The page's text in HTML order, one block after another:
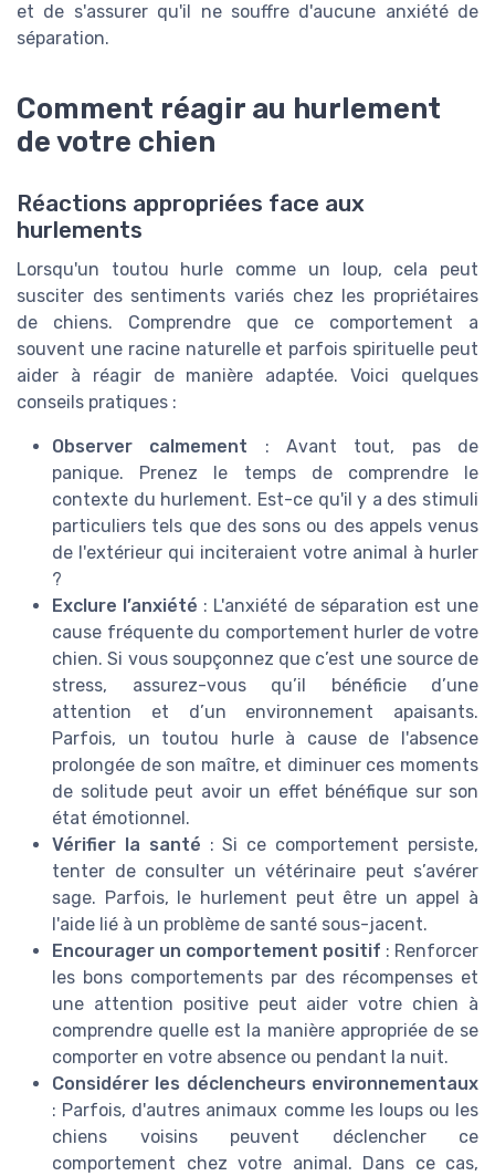
et de s'assurer qu'il ne souffre d'aucune anxiété de
séparation.
Comment réagir au hurlement
de votre chien
Réactions appropriées face aux
hurlements
Lorsqu'un toutou hurle comme un loup, cela peut
susciter des sentiments variés chez les propriétaires
de chiens. Comprendre que ce comportement a
souvent une racine naturelle et parfois spirituelle peut
aider à réagir de manière adaptée. Voici quelques
conseils pratiques :
Observer calmement : Avant tout, pas de
panique. Prenez le temps de comprendre le
contexte du hurlement. Est-ce qu'il y a des stimuli
particuliers tels que des sons ou des appels venus
de l'extérieur qui inciteraient votre animal à hurler
?
Exclure l’anxiété : L'anxiété de séparation est une
cause fréquente du comportement hurler de votre
chien. Si vous soupçonnez que c’est une source de
stress, assurez-vous qu’il bénéficie d’une
attention et d’un environnement apaisants.
Parfois, un toutou hurle à cause de l'absence
prolongée de son maître, et diminuer ces moments
de solitude peut avoir un effet bénéfique sur son
état émotionnel.
Vérifier la santé : Si ce comportement persiste,
tenter de consulter un vétérinaire peut s’avérer
sage. Parfois, le hurlement peut être un appel à
l'aide lié à un problème de santé sous-jacent.
Encourager un comportement positif : Renforcer
les bons comportements par des récompenses et
une attention positive peut aider votre chien à
comprendre quelle est la manière appropriée de se
comporter en votre absence ou pendant la nuit.
Considérer les déclencheurs environnementaux
: Parfois, d'autres animaux comme les loups ou les
chiens voisins peuvent déclencher ce
comportement chez votre animal. Dans ce cas,